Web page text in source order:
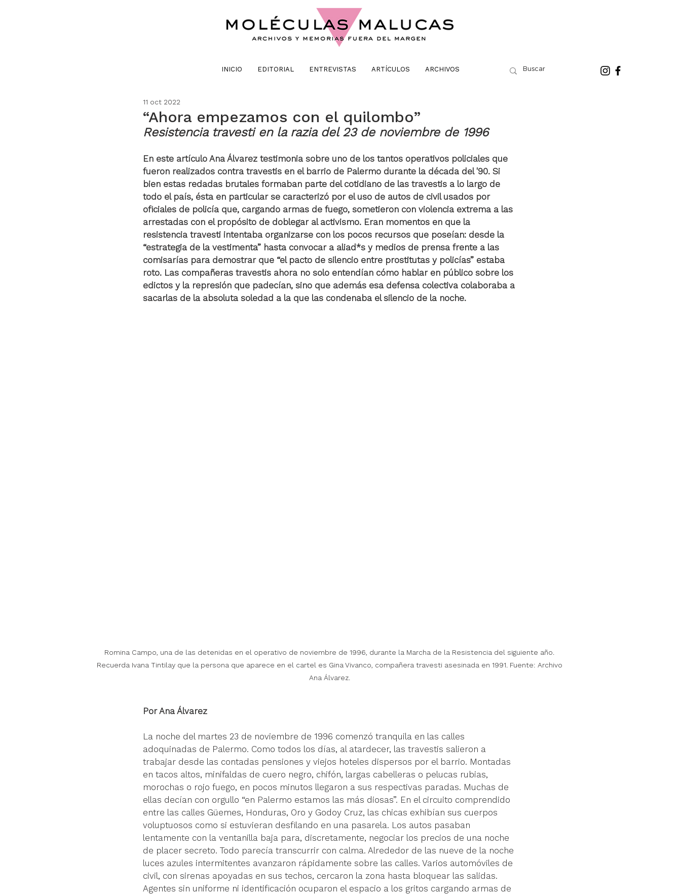
INICIO EDITORIAL ENTREVISTAS ARTÍCULOS ARCHIVOS
“Ahora empezamos con el quilombo”
11 oct 2022
Resistencia travesti en la razia del 23 de noviembre de 1996
En este artículo Ana Álvarez testimonia sobre uno de los tantos operativos policiales que
fueron realizados contra travestis en el barrio de Palermo durante la década del '90. Si
bien estas redadas brutales formaban parte del cotidiano de las travestis a lo largo de
todo el país, ésta en particular se caracterizó por el uso de autos de civil usados por
oficiales de policía que, cargando armas de fuego, sometieron con violencia extrema a las
arrestadas con el propósito de doblegar al activismo. Eran momentos en que la
resistencia travesti intentaba organizarse con los pocos recursos que poseían: desde la
“estrategia de la vestimenta” hasta convocar a aliad*s y medios de prensa frente a las
comisarías para demostrar que “el pacto de silencio entre prostitutas y policías” estaba
roto. Las compañeras travestis ahora no solo entendían cómo hablar en público sobre los
edictos y la represión que padecían, sino que además esa defensa colectiva colaboraba a
sacarlas de la absoluta soledad a la que las condenaba el silencio de la noche.
Romina Campo, una de las detenidas en el operativo de noviembre de 1996, durante la Marcha de la Resistencia del siguiente año.
Recuerda Ivana Tintilay que la persona que aparece en el cartel es Gina Vivanco, compañera travesti asesinada en 1991. Fuente: Archivo
Ana Álvarez.
Por Ana Álvarez
La noche del martes 23 de noviembre de 1996 comenzó tranquila en las calles
adoquinadas de Palermo. Como todos los días, al atardecer, las travestis salieron a
trabajar desde las contadas pensiones y viejos hoteles dispersos por el barrio. Montadas
en tacos altos, minifaldas de cuero negro, chifón, largas cabelleras o pelucas rubias,
morochas o rojo fuego, en pocos minutos llegaron a sus respectivas paradas. Muchas de
ellas decían con orgullo “en Palermo estamos las más diosas”. En el circuito comprendido
entre las calles Güemes, Honduras, Oro y Godoy Cruz, las chicas exhibían sus cuerpos
voluptuosos como si estuvieran desfilando en una pasarela. Los autos pasaban
lentamente con la ventanilla baja para, discretamente, negociar los precios de una noche
de placer secreto. Todo parecía transcurrir con calma. Alrededor de las nueve de la noche
luces azules intermitentes avanzaron rápidamente sobre las calles. Varios automóviles de
civil, con sirenas apoyadas en sus techos, cercaron la zona hasta bloquear las salidas.
Agentes sin uniforme ni identificación ocuparon el espacio a los gritos cargando armas de